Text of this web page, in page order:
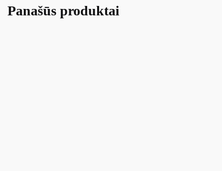
Panašūs produktai